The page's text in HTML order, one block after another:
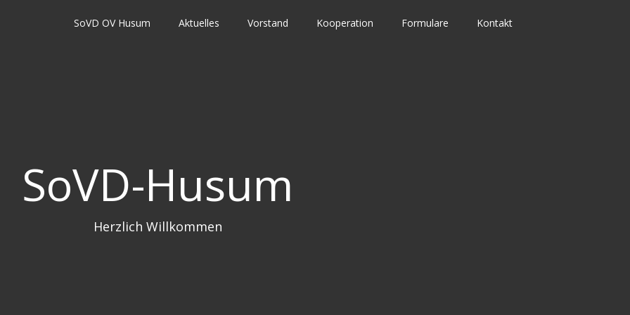
SoVD OV Husum Aktuelles Vorstand Kooperation Formulare Kontakt
SoVD-Husum
Herzlich Willkommen